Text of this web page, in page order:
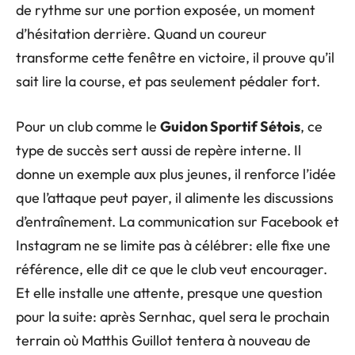
de rythme sur une portion exposée, un moment
d’hésitation derrière. Quand un coureur
transforme cette fenêtre en victoire, il prouve qu’il
sait lire la course, et pas seulement pédaler fort.
Pour un club comme le Guidon Sportif Sétois, ce
type de succès sert aussi de repère interne. Il
donne un exemple aux plus jeunes, il renforce l’idée
que l’attaque peut payer, il alimente les discussions
d’entraînement. La communication sur Facebook et
Instagram ne se limite pas à célébrer: elle fixe une
référence, elle dit ce que le club veut encourager.
Et elle installe une attente, presque une question
pour la suite: après Sernhac, quel sera le prochain
terrain où Matthis Guillot tentera à nouveau de